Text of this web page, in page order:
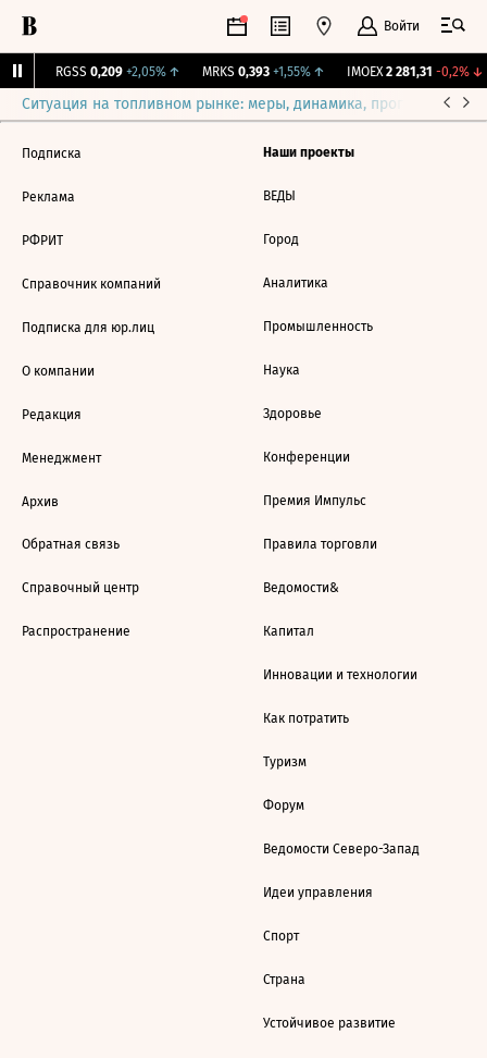
Войти
RGSS 0,209 +2,05%↑ MRKS 0,393 +1,55%↑ IMOEX 2 281,31 -0,2%↓
Ситуация на топливном рынке: меры, динамика, прогнозы
Подписка
Реклама
РФРИТ
Справочник компаний
Подписка для юр.лиц
О компании
Редакция
Менеджмент
Архив
Обратная связь
Справочный центр
Распространение
Наши проекты
ВЕДЫ
Город
Аналитика
Промышленность
Наука
Здоровье
Конференции
Премия Импульс
Правила торговли
Ведомости&
Капитал
Инновации и технологии
Как потратить
Туризм
Форум
Ведомости Северо-Запад
Идеи управления
Спорт
Страна
Устойчивое развитие